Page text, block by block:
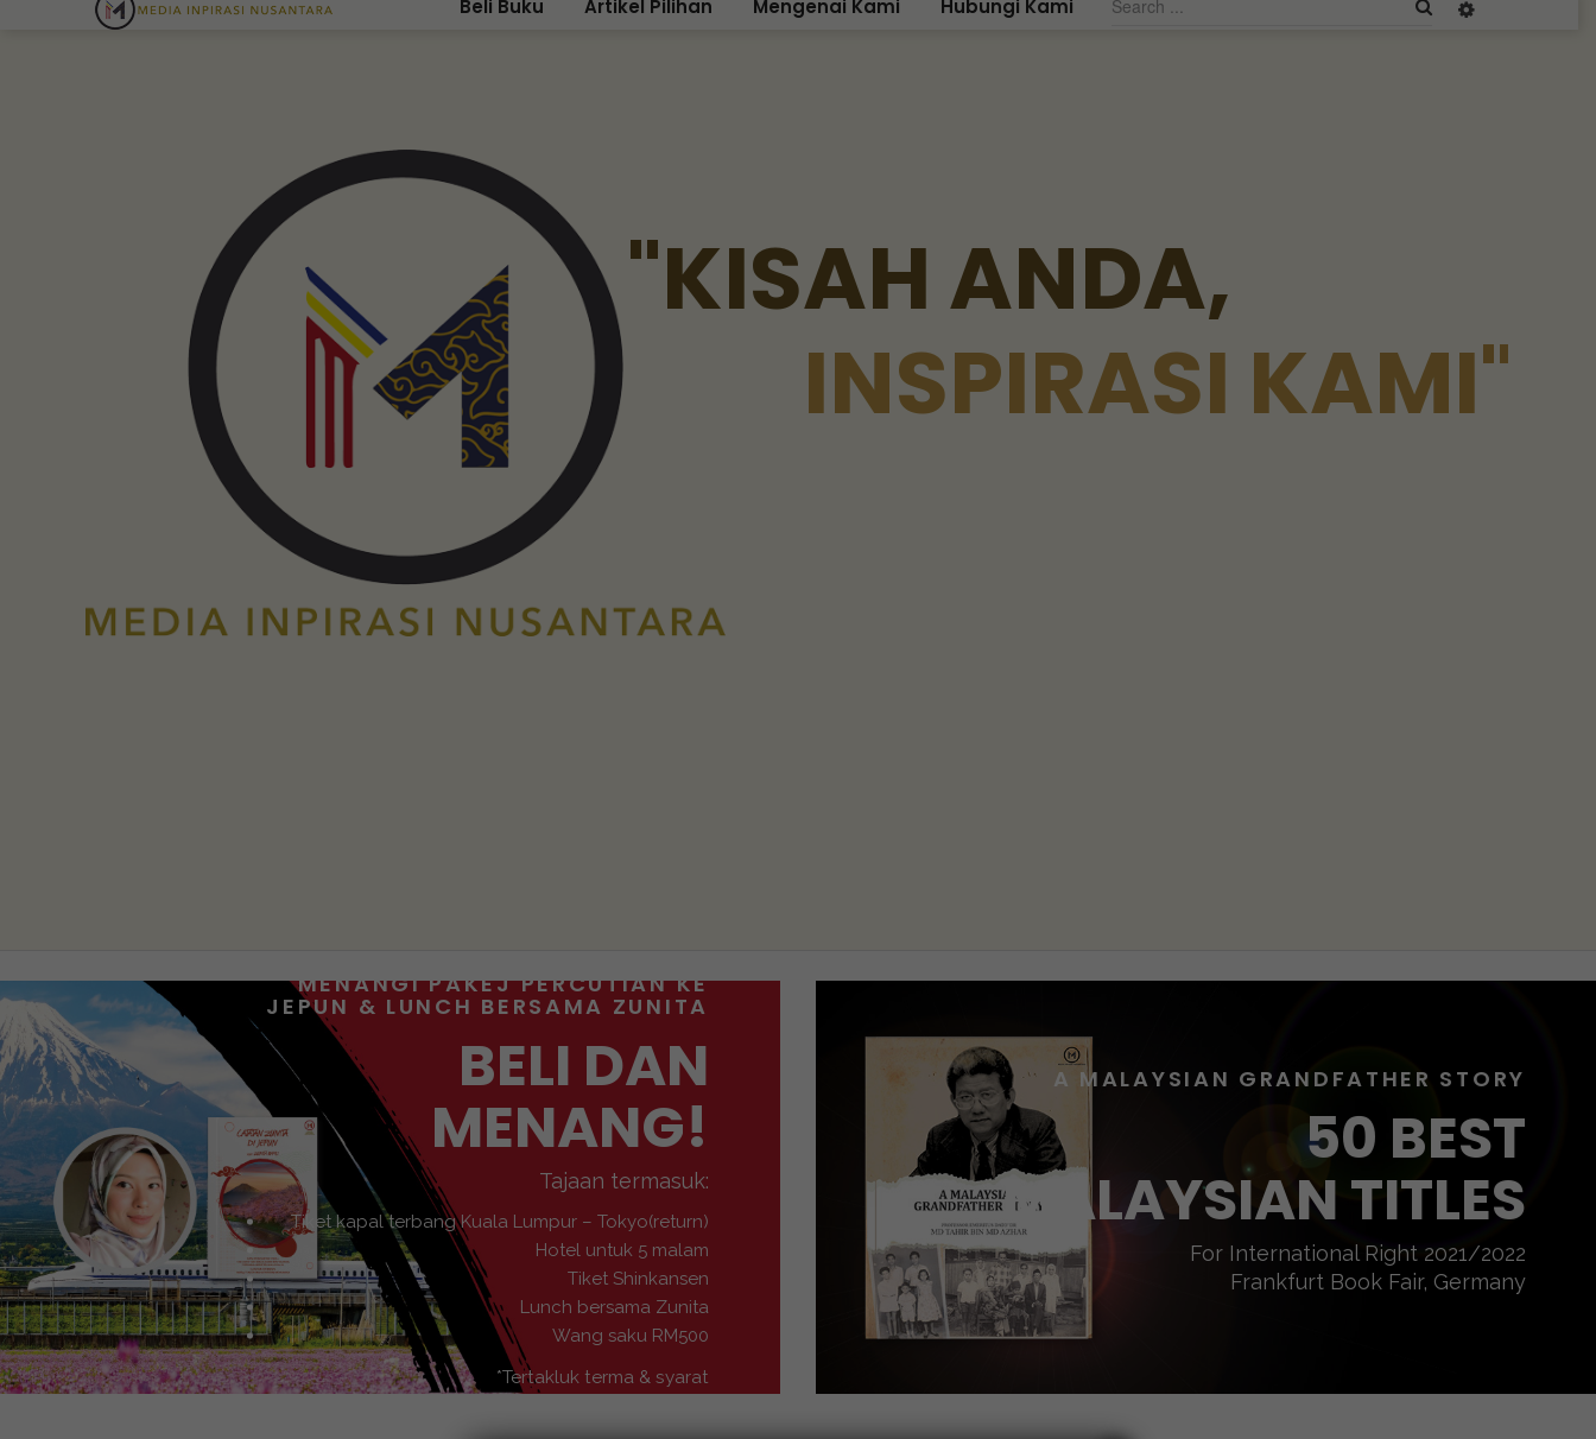
Beli Buku Artikel Pilihan Mengenai Kami Hubungi Kami
INSPIRASI KAMI"
"KISAHANDA,
MENANGI PAKEJ PERCUTIAN KE
JEPUN & LUNCH BERSAMA ZUNITA
BELI DAN
MENANG!
Tajaan termasuk:
Tiket kapal terbang Kuala Lumpur – Tokyo(return)
Hotel untuk 5 malam
Tiket Shinkansen
Lunch bersama Zunita
Wang saku RM500
*Tertakluk terma & syarat
A MALAYSIAN GRANDFATHER STORY
50 BEST
MALAYSIAN TITLES
For International Right 2021/2022
Frankfurt Book Fair, Germany